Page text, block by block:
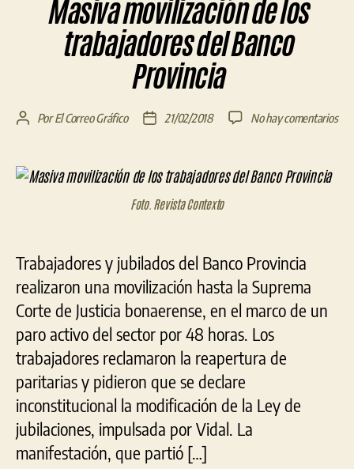
Masiva movilización de los
trabajadores del Banco
Provincia
Autor
entrada
PorEl Correo Gráfico
Fecha
entrada
21/02/2018 No hay comentariosen
Foto. Revista Contexto
Trabajadores y jubilados del Banco Provincia
realizaron una movilización hasta la Suprema
Corte de Justicia bonaerense, en el marco de un
paro activo del sector por 48 horas. Los
trabajadores reclamaron la reapertura de
paritarias y pidieron que se declare
inconstitucional la modificación de la Ley de
jubilaciones, impulsada por Vidal. La
manifestación, que partió […]